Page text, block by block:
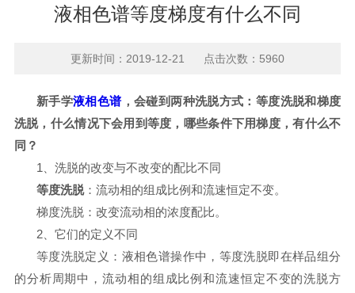
液相色谱等度梯度有什么不同
更新时间：2019-12-21 点击次数：5960
新手学液相色谱 ，会碰到两种洗脱方式：等度洗脱和梯度
洗脱，什么情况下会用到等度，哪些条件下用梯度，有什么不
同？
1、洗脱的改变与不改变的配比不同
等度洗脱：流动相的组成比例和流速恒定不变。
梯度洗脱：改变流动相的浓度配比。
2、它们的定义不同
等度洗脱定义：液相色谱操作中，等度洗脱即在样品组分
的分析周期中，流动相的组成比例和流速恒定不变的洗脱方